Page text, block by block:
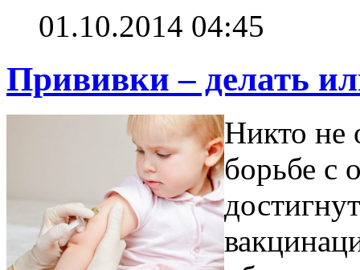
01.10.2014 04:45
Прививки – делать
Никто не
борьбе с